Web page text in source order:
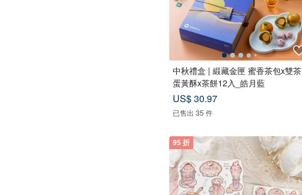
中秋禮盒 | 緞藏金匣 蜜香茶包x雙茶
蛋黃酥x茶餅12入_皓月藍
US$ 30.97
已售出 35 件
95 折